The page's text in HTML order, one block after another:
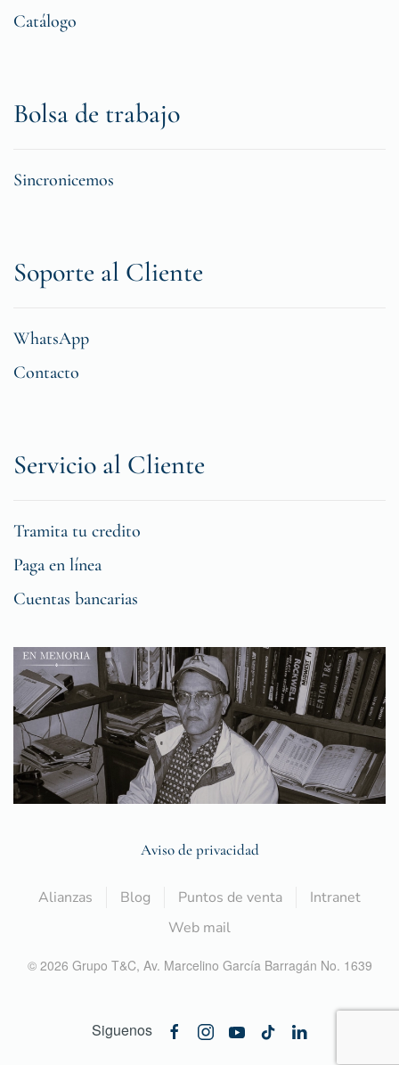
Catálogo
Bolsa de trabajo
Sincronicemos
Soporte al Cliente
WhatsApp
Contacto
Servicio al Cliente
Tramita tu credito
Paga en línea
Cuentas bancarias
Aviso de privacidad
Alianzas Blog Puntos de venta
Intranet
Web mail
© 2026 Grupo T&C, Av. Marcelino García Barragán No. 1639
Siguenos